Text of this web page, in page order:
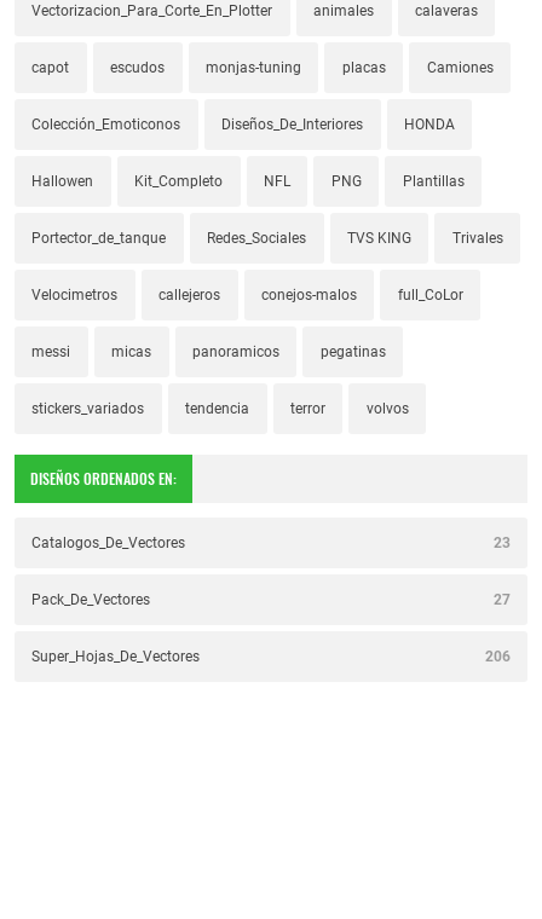
Vectorizacion_Para_Corte_En_Plotter animales calaveras
capot escudos monjas-tuning placas Camiones
Colección_Emoticonos Diseños_De_Interiores HONDA
Hallowen Kit_Completo NFL PNG Plantillas
Portector_de_tanque Redes_Sociales TVS KING Trivales
Velocimetros callejeros conejos-malos full_CoLor
messi micas panoramicos pegatinas
stickers_variados tendencia terror volvos
DISEÑOS ORDENADOS EN:
Catalogos_De_Vectores 23
Pack_De_Vectores 27
Super_Hojas_De_Vectores 206